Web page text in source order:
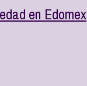
en Edomex